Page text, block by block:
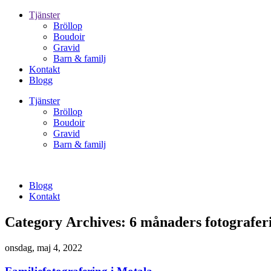
Tjänster
Bröllop
Boudoir
Gravid
Barn & familj
Kontakt
Blogg
Tjänster
Bröllop
Boudoir
Gravid
Barn & familj
Blogg
Kontakt
Category Archives: 6 månaders
onsdag, maj 4, 2022